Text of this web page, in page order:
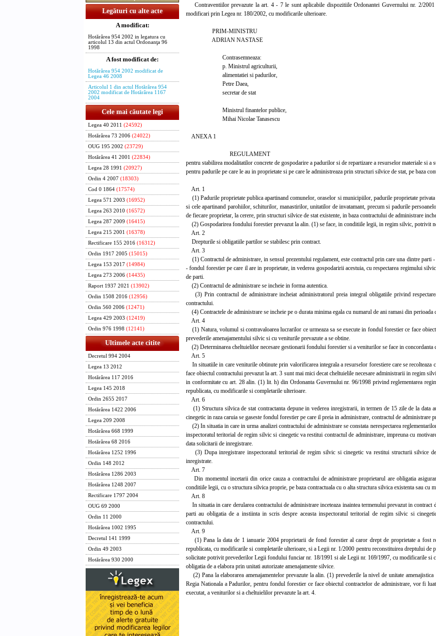
Legături cu alte acte
A modificat:
Hotărârea 954 2002 in legatura cu
articolul 13 din actul Ordonanţa 96
1998
A fost modificat de:
Hotărârea 954 2002 modificat de
Legea 46 2008
Articolul 1 din actul Hotărârea 954
2002 modificat de Hotărârea 1167
2004
Cele mai căutate legi
Legea 40 2011 (24592)
Hotărârea 73 2006 (24022)
OUG 195 2002 (23729)
Hotărârea 41 2001 (22834)
Legea 28 1991 (20927)
Ordin 4 2007 (18303)
Cod 0 1864 (17574)
Legea 571 2003 (16952)
Legea 263 2010 (16572)
Legea 287 2009 (16415)
Legea 215 2001 (16378)
Rectificare 155 2016 (16312)
Ordin 1917 2005 (15015)
Legea 153 2017 (14984)
Legea 273 2006 (14435)
Raport 1937 2021 (13902)
Ordin 1508 2016 (12956)
Ordin 560 2006 (12471)
Legea 429 2003 (12419)
Ordin 976 1998 (12141)
Ultimele acte citite
Decretul 994 2004
Legea 13 2012
Hotărârea 117 2016
Legea 145 2018
Ordin 2655 2017
Hotărârea 1422 2006
Legea 209 2008
Hotărârea 668 1999
Hotărârea 68 2016
Hotărârea 1252 1996
Ordin 148 2012
Hotărârea 1286 2003
Hotărârea 1248 2007
Rectificare 1797 2004
OUG 69 2000
Ordin 11 2000
Hotărârea 1002 1995
Decretul 141 1999
Ordin 49 2003
Hotărârea 930 2000
Contraventiilor prevazute la art. 4 - 7 le sunt aplicabile dispozitiile Ordonantei Guvernului nr. 2/
modificari prin Legea nr. 180/2002, cu modificarile ulterioare.
PRIM-MINISTRU
ADRIAN NASTASE
Contrasemneaza:
p. Ministrul agriculturii,
alimentatiei si padurilor,
Petre Daea,
secretar de stat
Ministrul finantelor publice,
Mihai Nicolae Tanasescu
ANEXA 1
REGULAMENT
pentru stabilirea modalitatilor concrete de gospodarire a padurilor si de repartizare a resurselor materiale si
pentru padurile pe care le au in proprietate si pe care le administreaza prin structuri silvice de stat, pe baza
Art. 1
(1) Padurile proprietate publica apartinand comunelor, oraselor si municipiilor, padurile proprietate
si cele apartinand parohiilor, schiturilor, manastirilor, unitatilor de invatamant, precum si padurile
de fiecare proprietar, la cerere, prin structuri silvice de stat existente, in baza contractului de administrare
(2) Gospodarirea fondului forestier prevazut la alin. (1) se face, in conditiile legii, in regim silvic, potrivit
Art. 2
Drepturile si obligatiile partilor se stabilesc prin contract.
Art. 3
(1) Contractul de administrare, in sensul prezentului regulament, este contractul prin care una dintre parti
- fondul forestier pe care il are in proprietate, in vederea gospodaririi acestuia, cu respectarea regimului
de parti.
(2) Contractul de administrare se incheie in forma autentica.
(3) Prin contractul de administrare incheiat administratorul preia integral obligatiile privind
contractului.
(4) Contractele de administrare se incheie pe o durata minima egala cu numarul de ani ramasi din perioada
Art. 4
(1) Natura, volumul si contravaloarea lucrarilor ce urmeaza sa se execute in fondul forestier ce face
prevederile amenajamentului silvic si cu veniturile prevazute a se obtine.
(2) Determinarea cheltuielilor necesare gestionarii fondului forestier si a veniturilor se face in concordanta
Art. 5
In situatiile in care veniturile obtinute prin valorificarea integrala a resurselor forestiere care se
face obiectul contractului prevazut la art. 3 sunt mai mici decat cheltuielile necesare administrarii in regim
in conformitate cu art. 28 alin. (1) lit. h) din Ordonanta Guvernului nr. 96/1998 privind reglementarea
republicata, cu modificarile si completarile ulterioare.
Art. 6
(1) Structura silvica de stat contractanta depune in vederea inregistrarii, in termen de 15 zile de la data
cinegetic in raza caruia se gaseste fondul forestier pe care il preia in administrare, contractul de administrare
(2) In situatia in care in urma analizei contractului de administrare se constata nerespectarea
inspectoratul teritorial de regim silvic si cinegetic va restitui contractul de administrare, impreuna cu
data solicitarii de inregistrare.
(3) Dupa inregistrare inspectoratul teritorial de regim silvic si cinegetic va restitui structurii silvice de
inregistrate.
Art. 7
Din momentul incetarii din orice cauza a contractului de administrare proprietarul are obligatia
conditiile legii, cu o structura silvica proprie, pe baza contractuala cu o alta structura silvica existenta sau cu
Art. 8
In situatia in care derularea contractului de administrare inceteaza inaintea termenului prevazut in contract
parti au obligatia de a instiinta in scris despre aceasta inspectoratul teritorial de regim silvic si
contractului.
Art. 9
(1) Pana la data de 1 ianuarie 2004 proprietarii de fond forestier al caror drept de proprietate a fost
republicata, cu modificarile si completarile ulterioare, si a Legii nr. 1/2000 pentru reconstituirea dreptului de
solicitate potrivit prevederilor Legii fondului funciar nr. 18/1991 si ale Legii nr. 169/1997, cu modificarile si
obligatia de a elabora prin unitati autorizate amenajamente silvice.
(2) Pana la elaborarea amenajamentelor prevazute la alin. (1) prevederile la nivel de unitate
Regia Nationala a Padurilor, pentru fondul forestier ce face obiectul contractelor de administrare, vor fi
executat, a veniturilor si a cheltuielilor prevazute la art. 4.